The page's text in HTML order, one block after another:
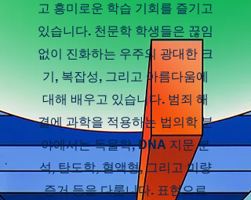
고 흥미로운 학습 기회를 즐기고
있습니다. 천문학 학생들은 끊임
없이 진화하는 우주의 광대한 크
기, 복잡성, 그리고 아름다움에
대해 배우고 있습니다. 범죄 해
결에 과학을 적용하는 법의학 분
야에서는 독물학, DNA 지문 분
석, 탄도학, 혈액형, 그리고 미량
증거 등을 다룹니다. 표현으로